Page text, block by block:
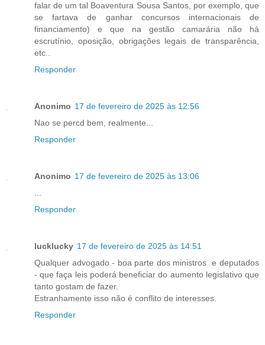
falar de um tal Boaventura Sousa Santos, por exemplo, que
se fartava de ganhar concursos internacionais de
financiamento) e que na gestão camarária não há
escrutínio, oposição, obrigações legais de transparência,
etc..
Responder
Anonimo 17 de fevereiro de 2025 às 12:56
Nao se percd bem, realmente...
Responder
Anonimo 17 de fevereiro de 2025 às 13:06
...
Responder
lucklucky 17 de fevereiro de 2025 às 14:51
Qualquer advogado - boa parte dos ministros e deputados
- que faça leis poderá beneficiar do aumento legislativo que
tanto gostam de fazer.
Estranhamente isso não é conflito de interesses.
Responder